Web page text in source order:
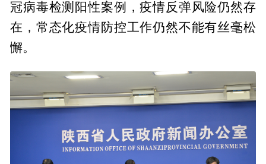
冠病毒检测阳性案例，疫情反弹风险仍然存
在，常态化疫情防控工作仍然不能有丝毫松
懈。